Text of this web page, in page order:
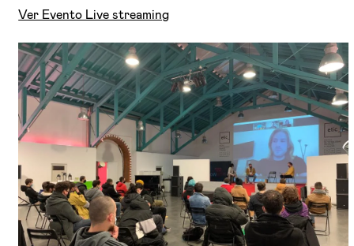
Ver Evento Live streaming